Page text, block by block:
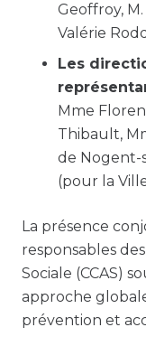
Geoffroy,
Valérie
Les
Mme
Thibault,
de Nogent-
(pour la
La présence
responsables
Sociale (CCAS)
approche
prévention et